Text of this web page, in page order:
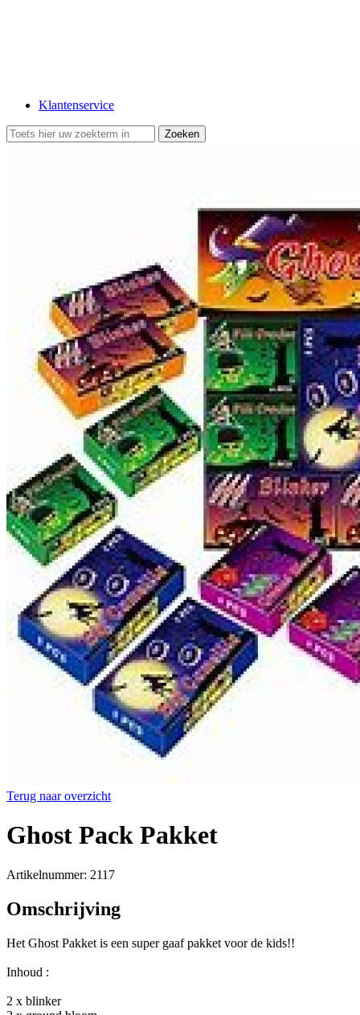
Klantenservice
Terug naar overzicht
Ghost Pack Pakket
Artikelnummer: 2117
Omschrijving
Het Ghost Pakket is een super gaaf pakket voor de kids!!
Inhoud :
2 x blinker